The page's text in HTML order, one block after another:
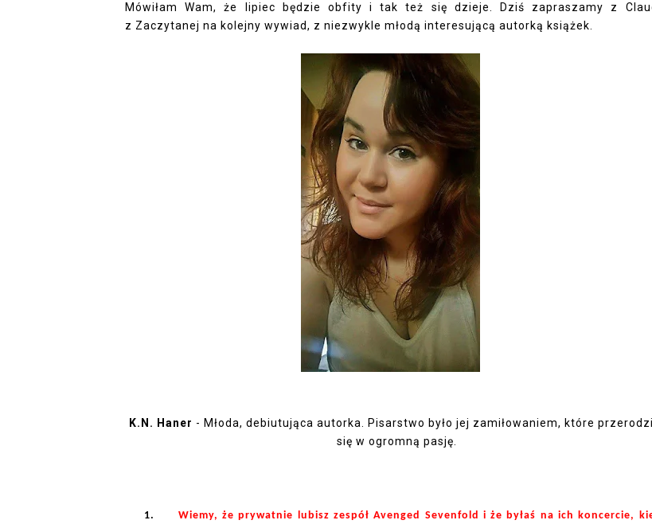
Mówiłam Wam, że lipiec będzie obfity i tak też się dzieje. Dziś zapraszamy z
z Zaczytanej na kolejny wywiad, z niezwykle młodą interesującą autorką książek.
K.N. Haner - Młoda, debiutująca autorka. Pisarstwo było jej zamiłowaniem, które
się w ogromną pasję.
1.
Wiemy, że prywatnie lubisz zespół Avenged Sevenfold i że byłaś na ich koncercie,